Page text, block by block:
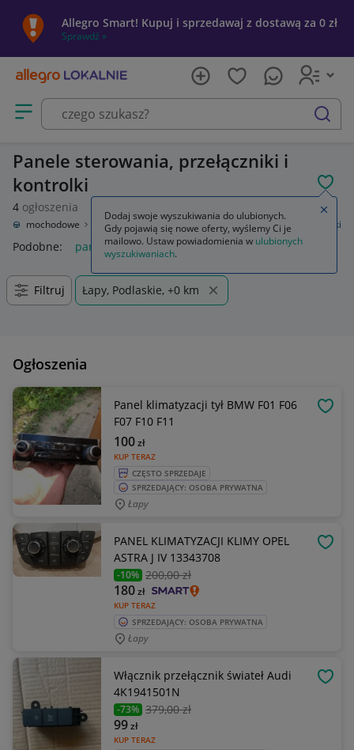
Allegro Smart! Kupuj i sprzedawaj z dostawą za 0 zł
Sprawdź »
Otwórz menu z kategoriami
szukaj
Panele sterowania, przełączniki i
kontrolki
4 ogłoszenia
samochodowe Wyposażenie wnętrza Panele sterowania, przełączniki
Podobne: panele sterowania przełączniki
Filtruj Łapy, Podlaskie, +0 km
Ogłoszenia
Panel klimatyzacji tył BMW F01 F06
F07 F10 F11
KUP TERAZ
100zł
CZĘSTO SPRZEDAJE
SPRZEDAJĄCY: OSOBA PRYWATNA
Łapy
PANEL KLIMATYZACJI KLIMY OPEL
ASTRA J IV 13343708
-10% 200,00 zł
KUP TERAZ
180zł
SPRZEDAJĄCY: OSOBA PRYWATNA
Łapy
Włącznik przełącznik świateł Audi
4K1941501N
-73% 379,00 zł
KUP TERAZ
99zł
Dodaj swoje wyszukiwania do ulubionych.
Gdy pojawią się nowe oferty, wyślemy Ci je
mailowo. Ustaw powiadomienia w ulubionych
wyszukiwaniach.